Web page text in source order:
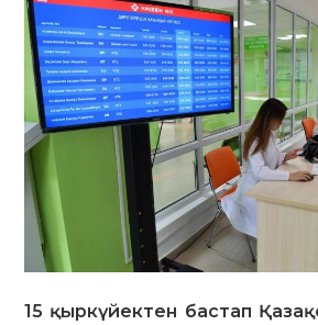
15 қыркүйектен бастап